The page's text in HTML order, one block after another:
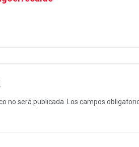
no será publicada. Los campos